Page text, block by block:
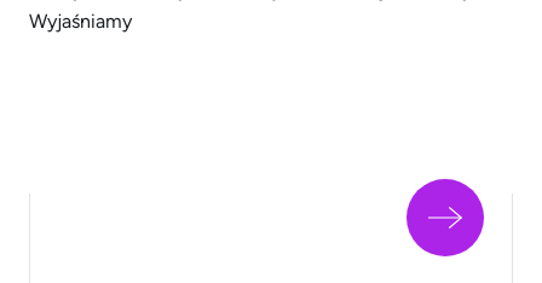
człowieka. Uczestniczy w procesach, takich jak